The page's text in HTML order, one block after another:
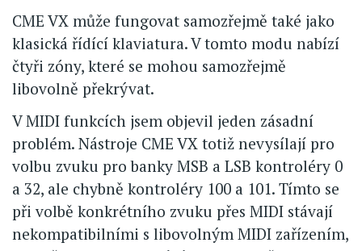
CME VX může fungovat samozřejmě také jako
klasická řídící klaviatura. V tomto modu nabízí
čtyři zóny, které se mohou samozřejmě
libovolně překrývat.
V MIDI funkcích jsem objevil jeden zásadní
problém. Nástroje CME VX totiž nevysílají pro
volbu zvuku pro banky MSB a LSB kontroléry 0
a 32, ale chybně kontroléry 100 a 101. Tímto se
při volbě konkrétního zvuku přes MIDI stávají
nekompatibilními s libovolným MIDI zařízením,